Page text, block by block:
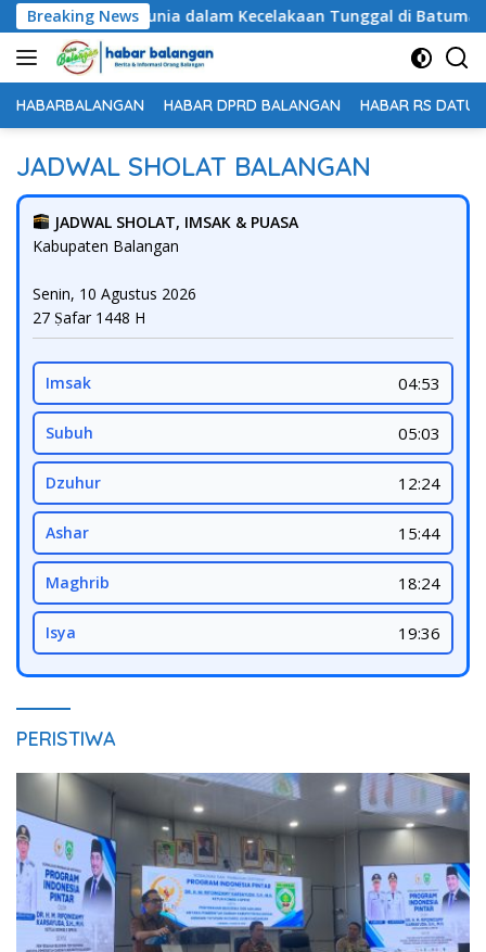
Langsung
ke
konten
Breaking News
Meninggal Dunia dalam Kecelakaan Tunggal di Batumandi
HABARBALANGAN HABAR DPRD BALANGAN HABAR RS DATU
JADWAL SHOLAT BALANGAN
JADWAL SHOLAT, IMSAK & PUASA
Kabupaten Balangan
Senin, 10 Agustus 2026
27 Ṣafar 1448 H
Imsak 04:53
Subuh 05:03
Dzuhur 12:24
Ashar 15:44
Maghrib 18:24
Isya 19:36
PERISTIWA